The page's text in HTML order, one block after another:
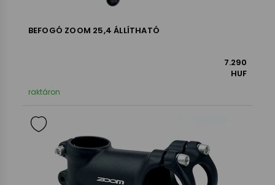
BEFOGÓ ZOOM 25,4 ÁLLÍTHATÓ
7.290
HUF
raktáron